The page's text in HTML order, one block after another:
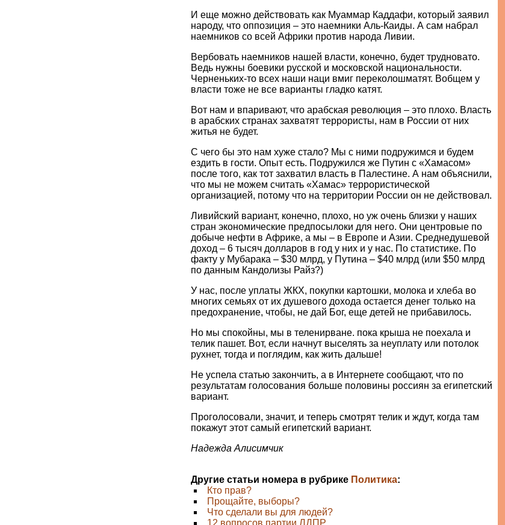
И еще можно действовать как Муаммар Каддафи, который заявил
народу, что оппозиция – это наемники Аль-Каиды. А сам набрал
наемников со всей Африки против народа Ливии.
Вербовать наемников нашей власти, конечно, будет трудновато.
Ведь нужны боевики русской и московской национальности.
Черненьких-то всех наши наци вмиг переколошматят. Вобщем у
власти тоже не все варианты гладко катят.
Вот нам и впаривают, что арабская революция – это плохо. Власть
в арабских странах захватят террористы, нам в России от них
житья не будет.
С чего бы это нам хуже стало? Мы с ними подружимся и будем
ездить в гости. Опыт есть. Подружился же Путин с «Хамасом»
после того, как тот захватил власть в Палестине. А нам объяснили,
что мы не можем считать «Хамас» террористической
организацией, потому что на территории России он не действовал.
Ливийский вариант, конечно, плохо, но уж очень близки у наших
стран экономические предпосылоки для него. Они центровые по
добыче нефти в Африке, а мы – в Европе и Азии. Среднедушевой
доход – 6 тысяч долларов в год у них и у нас. По статистике. По
факту у Мубарака – $30 млрд, у Путина – $40 млрд (или $50 млрд
по данным Кандолизы Райз?)
У нас, после уплаты ЖКХ, покупки картошки, молока и хлеба во
многих семьях от их душевого дохода остается денег только на
предохранение, чтобы, не дай Бог, еще детей не прибавилось.
Но мы спокойны, мы в теленирване. пока крыша не поехала и
телик пашет. Вот, если начнут выселять за неуплату или потолок
рухнет, тогда и поглядим, как жить дальше!
Не успела статью закончить, а в Интернете сообщают, что по
результатам голосования больше половины россиян за египетский
вариант.
Проголосовали, значит, и теперь смотрят телик и ждут, когда там
покажут этот самый египетский вариант.
Надежда Алисимчик
Другие статьи номера в рубрике Политика:
Кто прав?
Прощайте, выборы?
Что сделали вы для людей?
12 вопросов партии ЛДПР